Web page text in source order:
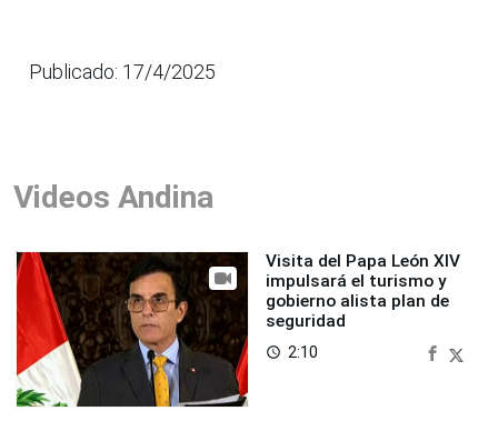
Publicado: 17/4/2025
Videos Andina
Visita del Papa León XIV
impulsará el turismo y
gobierno alista plan de
seguridad
access_time 2:10